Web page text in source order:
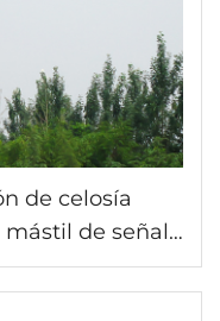
de celosía
de señal,